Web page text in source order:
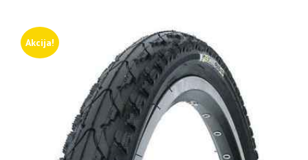
Akcija!